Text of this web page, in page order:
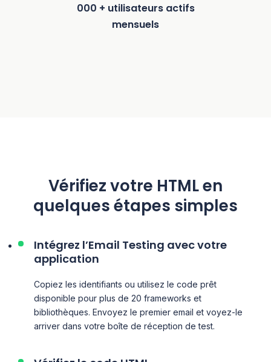
000 + utilisateurs actifs
mensuels
Vérifiez votre HTML en
quelques étapes simples
Intégrez l’Email Testing avec votre
application
Copiez les identifiants ou utilisez le code prêt
disponible pour plus de 20 frameworks et
bibliothèques. Envoyez le premier email et voyez-le
arriver dans votre boîte de réception de test.